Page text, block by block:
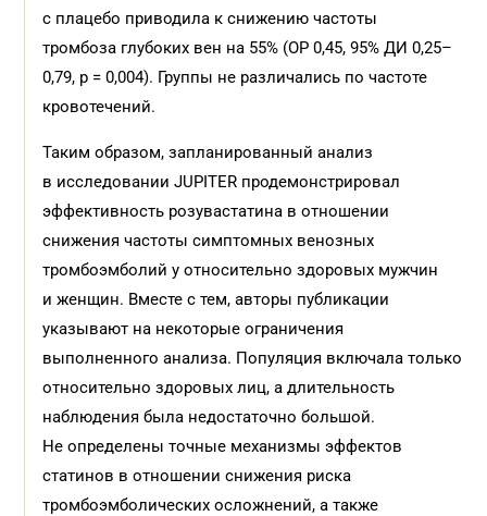
с плацебо приводила к снижению частоты
тромбоза глубоких вен на 55% (ОР 0,45, 95% ДИ 0,25–
0,79, р = 0,004). Группы не различались по частоте
кровотечений.
Таким образом, запланированный анализ
в исследовании JUPITER продемонстрировал
эффективность розувастатина в отношении
снижения частоты симптомных венозных
тромбоэмболий у относительно здоровых мужчин
и женщин. Вместе с тем, авторы публикации
указывают на некоторые ограничения
выполненного анализа. Популяция включала только
относительно здоровых лиц, а длительность
наблюдения была недостаточно большой.
Не определены точные механизмы эффектов
статинов в отношении снижения риска
тромбоэмболических осложнений, а также